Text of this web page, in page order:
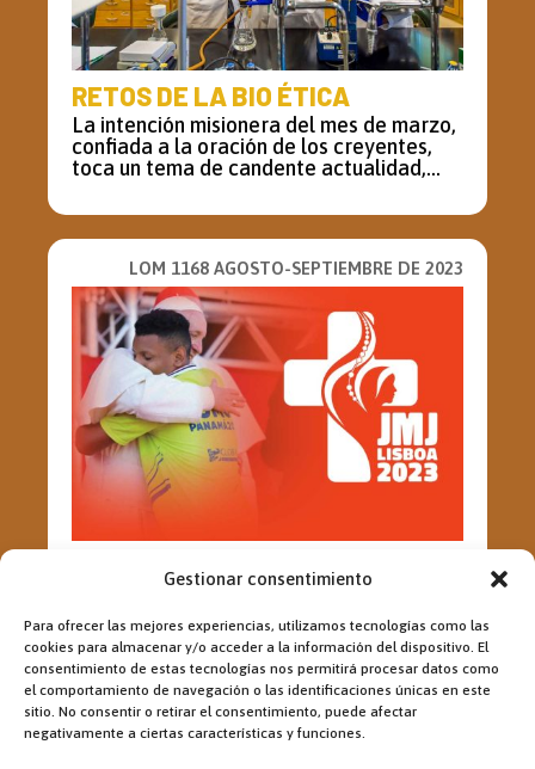
Gestionar consentimiento
Para ofrecer las mejores experiencias, utilizamos tecnologías como las
cookies para almacenar y/o acceder a la información del dispositivo. El
consentimiento de estas tecnologías nos permitirá procesar datos como
el comportamiento de navegación o las identificaciones únicas en este
sitio. No consentir o retirar el consentimiento, puede afectar
negativamente a ciertas características y funciones.
RETOS DE LA BIO ÉTICA
La intención misionera del mes de marzo,
confiada a la oración de los creyentes,
toca un tema de candente actualidad,...
LOM 1168 AGOSTO-SEPTIEMBRE DE 2023
JORNADA MUNDIAL DE LA
JUVENTUD 2023
La intención misionera del mes de agosto
se hace eco de la XXXVII Jornada
Mundial de la Juventud (JMJ), que...